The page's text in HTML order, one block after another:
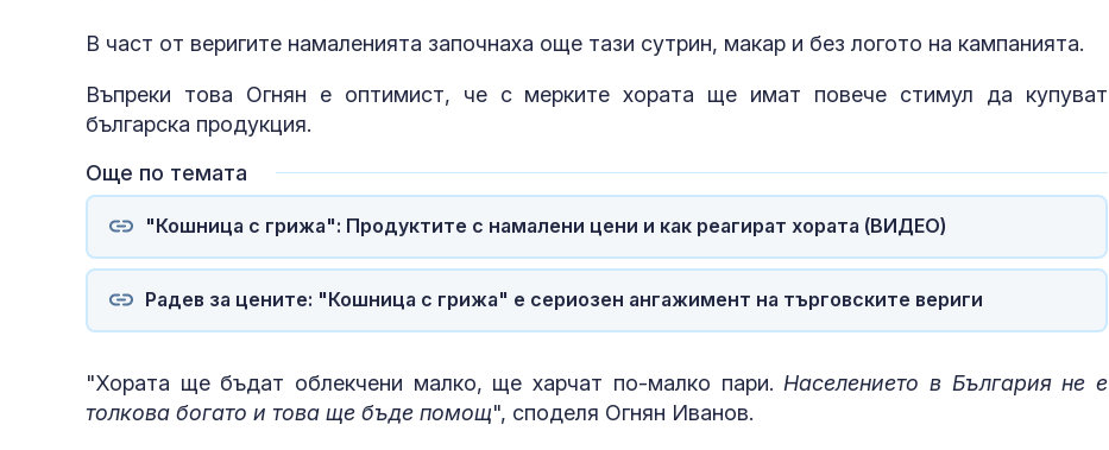
В част от веригите намаленията започнаха още тази сутрин, макар и без логото на кампанията.
Въпреки това Огнян е оптимист, че с мерките хората ще имат повече стимул да купуват
българска продукция.
Още по темата
"Кошница с грижа": Продуктите с намалени цени и как реагират хората (ВИДЕО)
Радев за цените: "Кошница с грижа" е сериозен ангажимент на търговските вериги
"Хората ще бъдат облекчени малко, ще харчат по-малко пари. Населението в България не е
толкова богато и това ще бъде помощ", споделя Огнян Иванов.
обозначаване на
левове
вече решава съдбата
на руския елит
Кървене след секс –
трябва ли да се
Почти половината
бебета по света са